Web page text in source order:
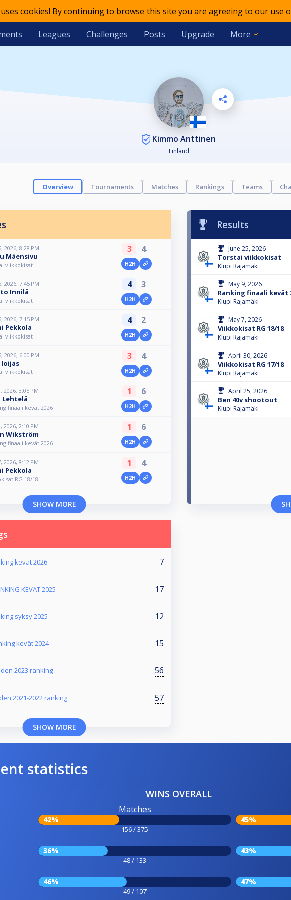
cookies! By continuing to browse this site you are agreeing to our use
Leagues Challenges Posts Upgrade More
Kimmo Anttinen
Finland
Overview Tournaments Matches Rankings Teams
2026, 8:28 PM
Mäensivu
viikkokisat
3 4
H2H
2026, 7:45 PM
Innilä
viikkokisat
4 3
H2H
2026, 7:15 PM
Pekkola
viikkokisat
4 2
H2H
2026, 6:00 PM
loijas
viikkokisat
3 4
H2H
2026, 3:05 PM
Lehtelä
finaali kevät 2026
1 6
H2H
2026, 2:10 PM
Wikström
finaali kevät 2026
1 6
H2H
2026, 8:12 PM
Pekkola
RG 18/18
1 4
H2H
SHOW MORE
Results
June 25, 2026
Torstai viikkokisat
Klupi Rajamäki
May 9, 2026
Ranking finaali kevät
Klupi Rajamäki
May 7, 2026
Viikkokisat RG 18/18
Klupi Rajamäki
April 30, 2026
Viikkokisat RG 17/18
Klupi Rajamäki
April 25, 2026
Ben 40v shootout
Klupi Rajamäki
kevät 2026 7
KEVÄT 2025 17
syksy 2025 12
kevät 2024 15
2023 ranking 56
2021-2022 ranking 57
SHOW MORE
statistics
WINS OVERALL
Matches
42%
156 / 375
45%
36%
48 / 133
43%
46%
49 / 107
47%